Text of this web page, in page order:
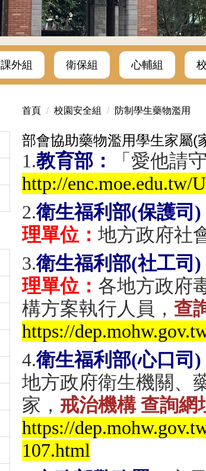
課外組 衛保組 心輔組
首頁 校園安全組 防制學生藥物濫用
部會協助藥物濫用學生家屬(
1.教育部： 「愛他請
http://enc.moe.edu.tw/
2.衛生福利部(保護司)
理單位： 地方政府社
3.衛生福利部(社工司)
理單位： 各地方政府
構方案執行人員， 查
https://
4.衛生福利部(心口司)
地方政府衛生機關、
家， 戒治機構 查詢網
https://
107.html